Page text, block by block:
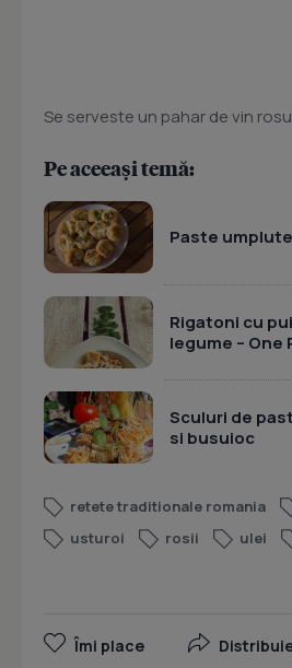
Se serveste un pahar de vin
Pe aceeași temă:
Paste
Rigatoni cu
legume – One
Sculuri de
si busuioc
retete traditionale romania
usturoi
rosii ulei
Îmi place